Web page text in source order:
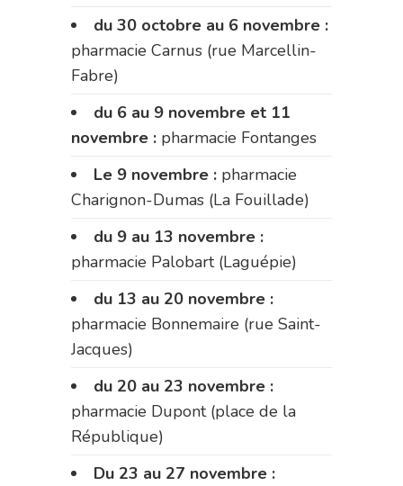
du 30 octobre au 6 novembre :
pharmacie Carnus (rue Marcellin-
Fabre)
du 6 au 9 novembre et 11
novembre : pharmacie Fontanges
Le 9 novembre : pharmacie
Charignon-Dumas (La Fouillade)
du 9 au 13 novembre :
pharmacie Palobart (Laguépie)
du 13 au 20 novembre :
pharmacie Bonnemaire (rue Saint-
Jacques)
du 20 au 23 novembre :
pharmacie Dupont (place de la
République)
Du 23 au 27 novembre :